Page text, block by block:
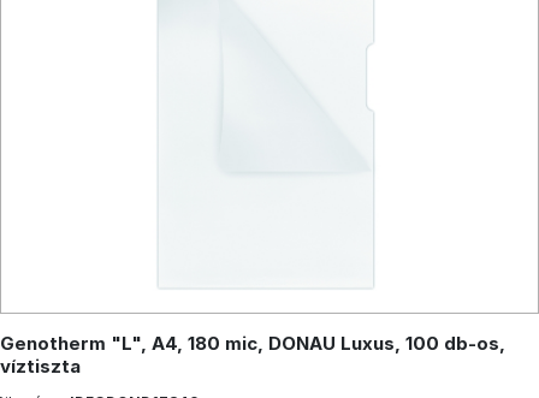
Genotherm "L", A4, 180 mic, DONAU Luxus, 100 db-os,
víztiszta